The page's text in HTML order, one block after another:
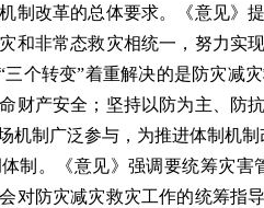
改革的总体要求。《意见》提
和非常态救灾相统一，努力实
三个转变”着重解决的是防灾
财产安全；坚持以防为主、防
机制广泛参与，为推进体制机制
。《意见》强调要统筹灾害
对防灾减灾救灾工作的统筹指